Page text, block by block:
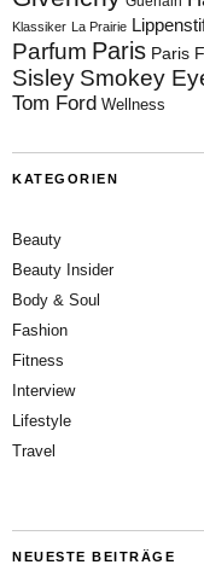
Klassiker La Prairie
Parfum Paris Paris
Sisley Smokey
Tom Ford Wellness
KATEGORIEN
Beauty
Beauty Insider
Body & Soul
Fashion
Fitness
Interview
Lifestyle
Travel
NEUESTE BEITRÄGE